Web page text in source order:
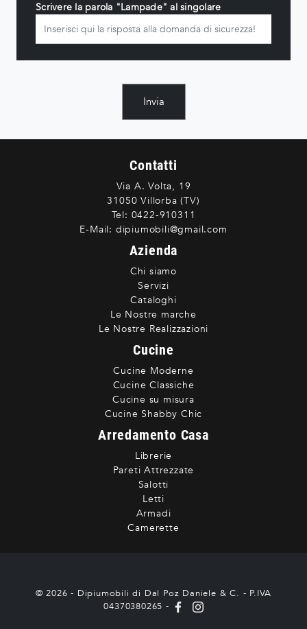
Scrivere la parola "Lampade" al singolare
Invia
Contatti
Via A. Volta, 19
31050 Villorba (TV)
Tel: 0422-910311
E-Mail: dipiumobili@gmail.com
Azienda
Chi siamo
Servizi
Cataloghi
Le Nostre marche
Le Nostre Realizzazioni
Cucine
Cucine Moderne
Cucine Classiche
Cucine su misura
Cucine Shabby Chic
Arredamento Casa
Librerie
Pareti Attrezzate
Salotti
Letti
Armadi
Camerette
© 2026 - Dipiumobili di Dal Poz Daniele & C. - P.IVA
04370380265 -